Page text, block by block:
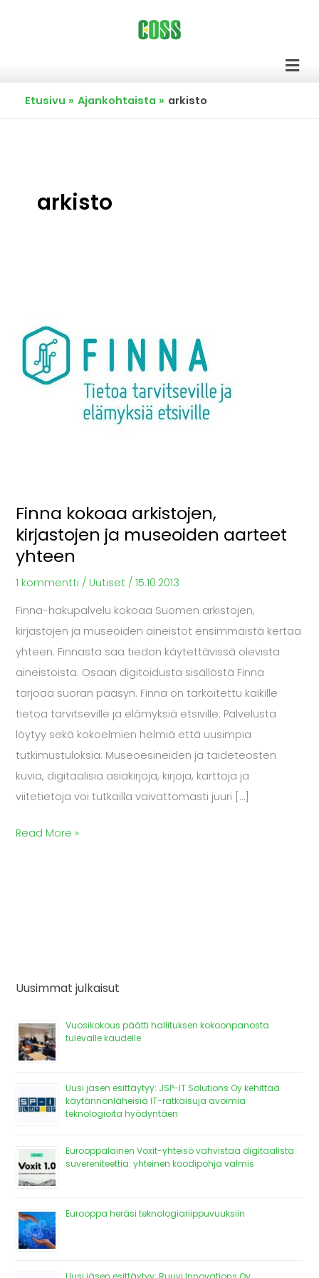
Etusivu Ajankohtaista arkisto
arkisto
Finna kokoaa arkistojen,
kirjastojen ja museoiden aarteet
yhteen
1 kommentti / Uutiset /15.10.2013
Finna-hakupalvelu kokoaa Suomen arkistojen,
kirjastojen ja museoiden aineistot ensimmäistä kertaa
yhteen. Finnasta saa tiedon käytettävissä olevista
aineistoista. Osaan digitoidusta sisällöstä Finna
tarjoaa suoran pääsyn. Finna on tarkoitettu kaikille
tietoa tarvitseville ja elämyksiä etsiville. Palvelusta
löytyy sekä kokoelmien helmiä että uusimpia
tutkimustuloksia. Museoesineiden ja taideteosten
kuvia, digitaalisia asiakirjoja, kirjoja, karttoja ja
viitetietoja voi tutkailla vaivattomasti juuri […]
kirjastojen
museoiden
Read More »
Uusimmat julkaisut
Vuosikokous päätti hallituksen kokoonpanosta
tulevalle kaudelle
Uusi jäsen esittäytyy: JSP-IT Solutions Oy kehittää
käytännönläheisiä IT-ratkaisuja avoimia
teknologioita hyödyntäen
Eurooppalainen Voxit-yhteisö vahvistaa digitaalista
suvereniteettia: yhteinen koodipohja valmis
Eurooppa heräsi teknologiariippuvuuksiin